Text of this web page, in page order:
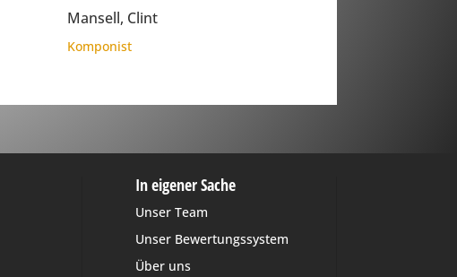
Mansell, Clint
Komponist
In eigener Sache
Unser Team
Unser Bewertungssystem
Über uns